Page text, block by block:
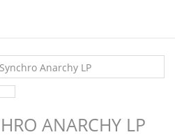
ANARCHY LP